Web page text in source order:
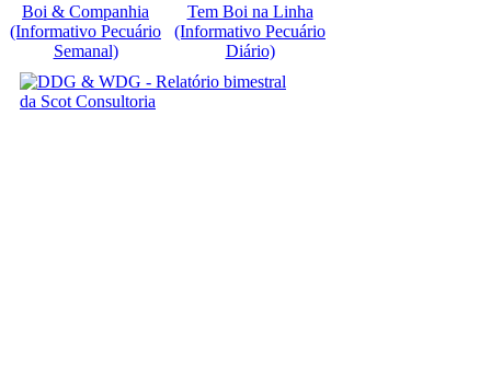
Boi & Companhia
(Informativo Pecuário
Semanal)
Tem Boi na Linha
(Informativo Pecuário
Diário)